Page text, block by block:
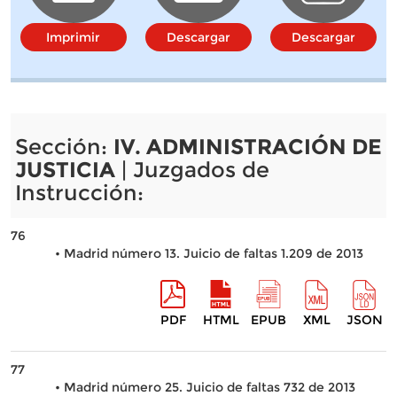
Imprimir Descargar Descargar
Sección: IV. ADMINISTRACIÓN DE
JUSTICIA| Juzgados de
Instrucción:
76
• Madrid número 13. Juicio de faltas 1.209 de 2013
PDF HTML EPUB XML JSON
77
• Madrid número 25. Juicio de faltas 732 de 2013